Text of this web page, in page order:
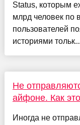
Status, которым
млрд человек по
пользователей
историями тольк...
Не
айфоне. Как
Иногда ​​не